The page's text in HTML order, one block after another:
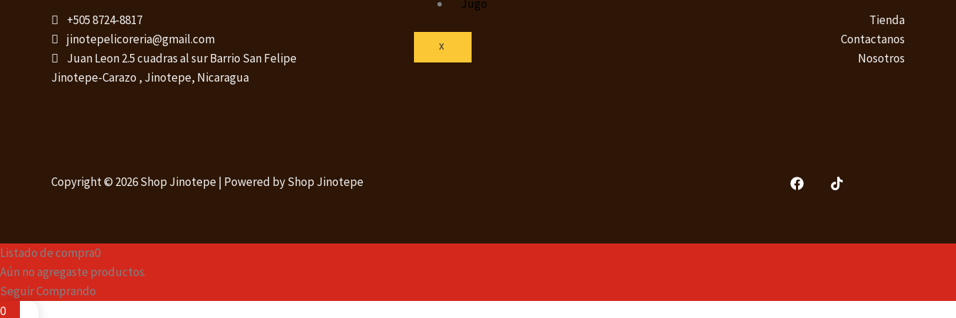
Jugo
X
+505 8724-8817
jinotepelicoreria@gmail.com
Juan Leon 2.5 cuadras al sur Barrio San Felipe
Jinotepe-Carazo , Jinotepe, Nicaragua
Tienda
Contactanos
Nosotros
Copyright © 2026 Shop Jinotepe | Powered by Shop Jinotepe
Listado de compra0
Aún no agregaste productos.
Seguir Comprando
0